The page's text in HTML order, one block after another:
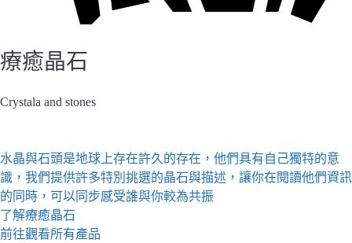
療癒晶石
Crystala and stones
水晶與石頭是地球上存在許久的存在，他們具有自己獨特的意
識，我們提供許多特別挑選的晶石與描述，讓你在閱讀他們資訊
的同時，可以同步感受誰與你較為共振
了解療癒晶石
前往觀看所有產品